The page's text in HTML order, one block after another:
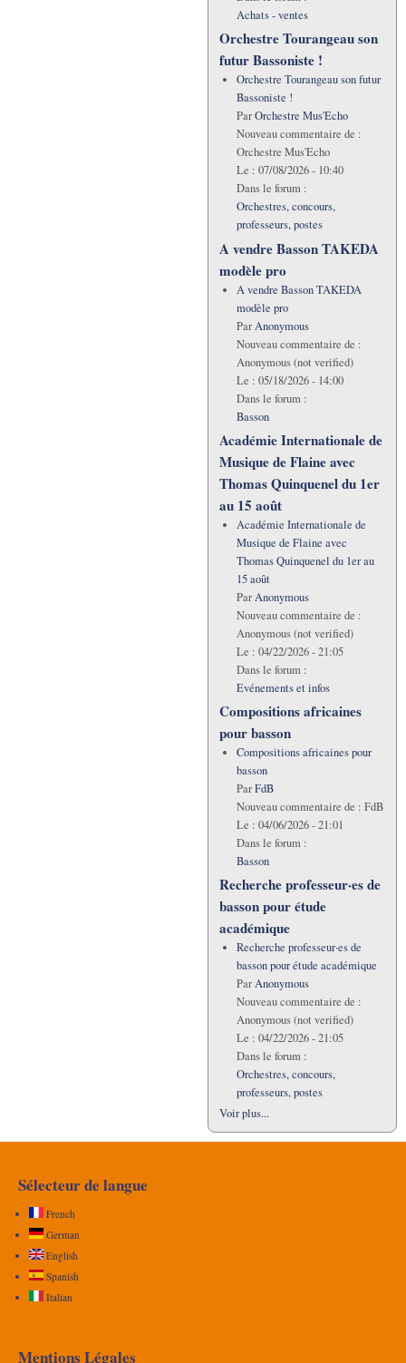
Achats - ventes
Orchestre Tourangeau son
futur Bassoniste !
Orchestre Tourangeau son futur
Bassoniste !
ParOrchestre Mus'Echo
Nouveau commentaire de :
Orchestre Mus'Echo
Le : 07/08/2026 - 10:40
Dans le forum :
Orchestres, concours,
professeurs, postes
A vendre Basson TAKEDA
modèle pro
A vendre Basson TAKEDA
modèle pro
ParAnonymous
Nouveau commentaire de :
Anonymous (not verified)
Le : 05/18/2026 - 14:00
Dans le forum :
Basson
Académie Internationale de
Musique de Flaine avec
Thomas Quinquenel du 1er
au 15 août
Académie Internationale de
Musique de Flaine avec
Thomas Quinquenel du 1er au
15 août
ParAnonymous
Nouveau commentaire de :
Anonymous (not verified)
Le : 04/22/2026 - 21:05
Dans le forum :
Evénements et infos
Compositions africaines
pour basson
Compositions africaines pour
basson
ParFdB
Nouveau commentaire de : FdB
Le : 04/06/2026 - 21:01
Dans le forum :
Basson
Recherche professeur·es de
basson pour étude
académique
Recherche professeur·es de
basson pour étude académique
ParAnonymous
Nouveau commentaire de :
Anonymous (not verified)
Le : 04/22/2026 - 21:05
Dans le forum :
Orchestres, concours,
professeurs, postes
Voir plus...
Sélecteur de langue
French
German
English
Spanish
Italian
Mentions Légales